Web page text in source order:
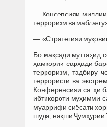
— Консепсияи миллии
терроризм ва
— «Стратегияи
Бо мақсади муттаҳид
ҳамкории сарҳадӣ
терроризм, тадбиру
террористӣ ва
Конференсияи сатҳи
ибтикороти муҳимми
муаррифи сиёсати
шуда, нақши Ҷумҳурии